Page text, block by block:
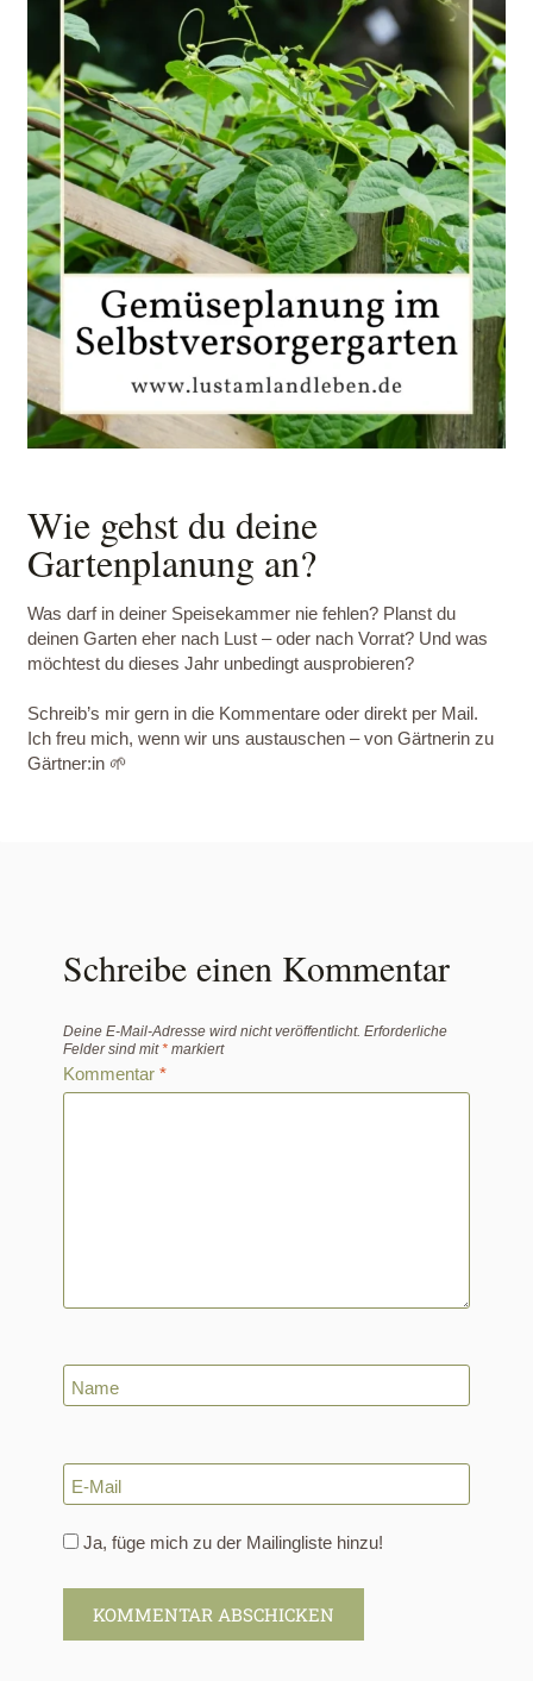
Wie gehst du deine
Gartenplanung an?
Was darf in deiner Speisekammer nie fehlen? Planst du
deinen Garten eher nach Lust – oder nach Vorrat? Und was
möchtest du dieses Jahr unbedingt ausprobieren?
Schreib’s mir gern in die Kommentare oder direkt per Mail.
Ich freu mich, wenn wir uns austauschen – von Gärtnerin zu
Gärtner:in 🌱
Schreibe einen Kommentar
Deine E-Mail-Adresse wird nicht veröffentlicht. Erforderliche
Felder sind mit*markiert
Kommentar *
Name
E-Mail
Ja, füge mich zu der Mailingliste hinzu!